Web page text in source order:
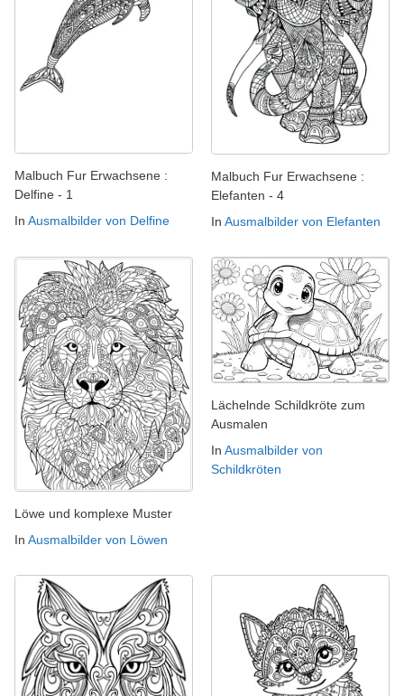
Malbuch Fur Erwachsene :
Delfine - 1
In Ausmalbilder von Delfine
Malbuch Fur Erwachsene :
Elefanten - 4
In Ausmalbilder von Elefanten
Löwe und komplexe Muster
In Ausmalbilder von Löwen
Lächelnde Schildkröte zum
Ausmalen
In Ausmalbilder von
Schildkröten